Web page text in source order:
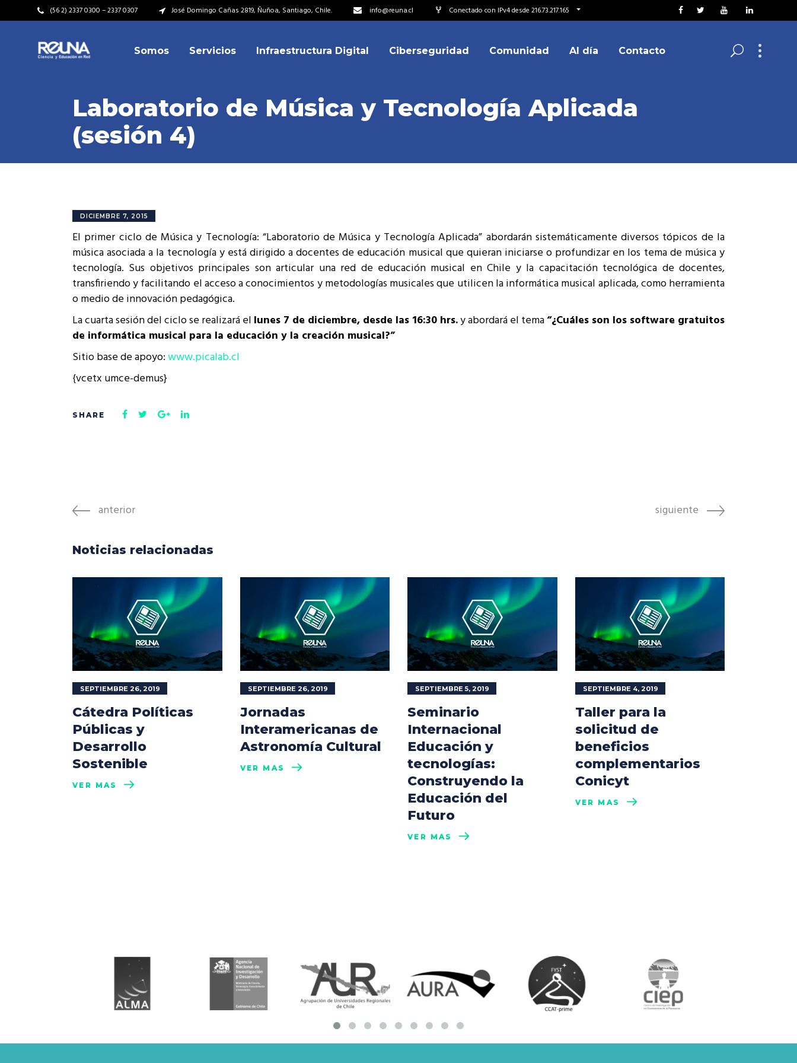
(56 2) 2337 0300 – 2337 0307 José Domingo Cañas 2819, Ñuñoa, Santiago, Chile. info@reuna.cl Conectado con IPv4 desde 216.73.217.165
Somos
Video Institucional
Plan Estratégico
Valores
Historia
Kit de Identidad
Cumplimiento Legal
Acuerdos de Colaboración
Representantes
Institucionales
Representantes Técnicos
Servicios Infraestructura Digital Ciberseguridad Comunidad Al día Contacto
Video Institucional
Misión – Visión
Valores
Cumplimiento Legal
Miembros
Directorio
Laboratorio de Música y Tecnología Aplicada
(sesión 4)
DICIEMBRE 7, 2015
El primer ciclo de Música y Tecnología: “Laboratorio de Música y Tecnología Aplicada” abordarán sistemáticamente diversos tópicos de la
música asociada a la tecnología y está dirigido a docentes de educación musical que quieran iniciarse o profundizar en los tema de música y
tecnología. Sus objetivos principales son articular una red de educación musical en Chile y la capacitación tecnológica de docentes,
transfiriendo y facilitando el acceso a conocimientos y metodologías musicales que utilicen la informática musical aplicada, como herramienta
o medio de innovación pedagógica.
La cuarta sesión del ciclo se realizará el lunes 7 de diciembre, desde las 16:30 hrs.y abordará el tema“¿Cuáles son los software gratuitos
de informática musical para la educación y la creación musical?”
Sitio base de apoyo:www.picalab.cl
{vcetx umce-demus}
anterior siguiente
Noticias relacionadas
SEPTIEMBRE 26, 2019
Cátedra Políticas
Públicas y
Desarrollo
Sostenible
VER MÁS
SEPTIEMBRE 26, 2019
Jornadas
Interamericanas de
Astronomía Cultural
VER MÁS
SEPTIEMBRE 5, 2019
Seminario
Internacional
Educación y
tecnologías:
Construyendo la
Educación del
Futuro
VER MÁS
SEPTIEMBRE 4, 2019
Taller para la
solicitud de
beneficios
complementarios
Conicyt
VER MÁS